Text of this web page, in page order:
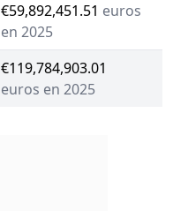
€59,892,451.51 euros
en 2025
€119,784,903.01
euros en 2025